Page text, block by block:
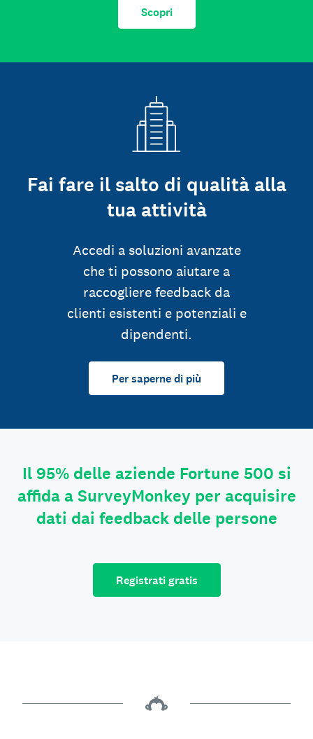
Scopri
Fai fare il salto di qualità alla
tua attività
Accedi a soluzioni avanzate
che ti possono aiutare a
raccogliere feedback da
clienti esistenti e potenziali e
dipendenti.
Per saperne di più
Il 95% delle aziende Fortune 500 si
affida a SurveyMonkey per acquisire
dati dai feedback delle persone
Registrati gratis